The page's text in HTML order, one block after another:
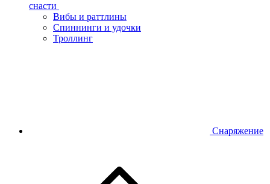
снасти
Вибы и раттлины
Спиннинги и удочки
Троллинг
Снаряжение